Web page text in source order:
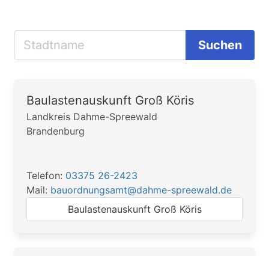
Suchen
Baulastenauskunft Groß Köris
Landkreis Dahme-Spreewald
Brandenburg
Telefon: 03375 26-2423
Mail: bauordnungsamt@dahme-spreewald.de
Baulastenauskunft Groß Köris